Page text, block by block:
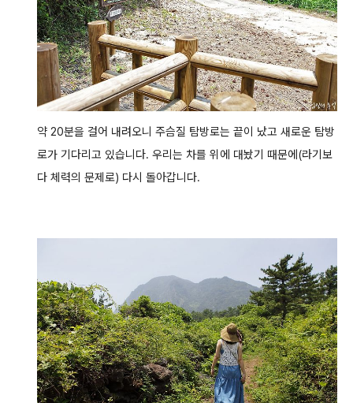
약 20분을 걸어 내려오니 주슴질 탐방로는 끝이 났고 새로운 탐방
로가 기다리고 있습니다. 우리는 차를 위에 대놨기 때문에(라기보
다 체력의 문제로) 다시 돌아갑니다.